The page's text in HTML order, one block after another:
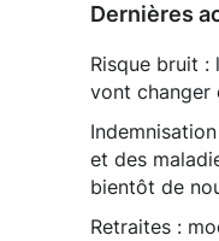
Dernières
Risque bruit :
vont changer
et des
bientôt de
Retraites :